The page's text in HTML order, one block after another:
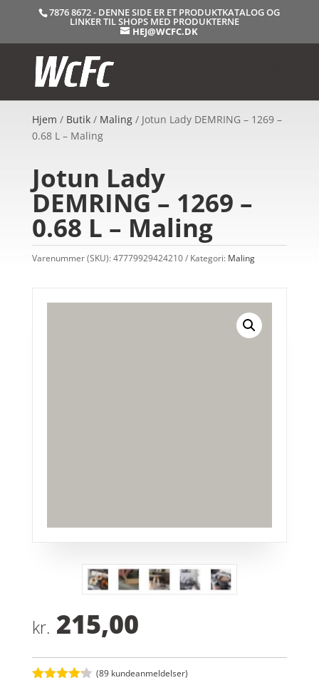
7876 8672 - DENNE SIDE ER ET PRODUKTKATALOG OG
LINKER TIL SHOPS MED PRODUKTERNE
HEJ@WCFC.DK
Hjem / Butik/ Maling/ Jotun Lady DEMRING – 1269 –
0.68 L – Maling
Jotun Lady
DEMRING – 1269 –
0.68 L – Maling
Varenummer (SKU):47779929424210 Kategori: Maling
kr. 215,00
(89 kundeanmeldelser)